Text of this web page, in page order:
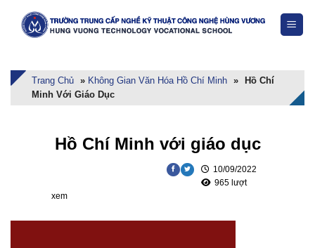
Trang Chủ » Không Gian Văn Hóa Hồ Chí Minh »
Hồ Chí
Minh Với Giáo Dục
Hồ Chí Minh với giáo dục
10/09/2022
965 lượt
xem